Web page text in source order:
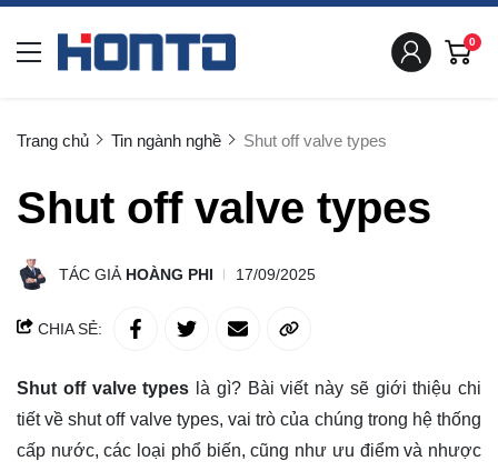
0
Trang chủ Tin ngành nghề Shut off valve types
Shut off valve types
TÁC GIẢ HOÀNG PHI 17/09/2025
CHIA SẺ:
Shut off valve types là gì? Bài viết này sẽ giới thiệu chi
tiết về shut off valve types, vai trò của chúng trong hệ thống
cấp nước, các loại phổ biến, cũng như ưu điểm và nhược